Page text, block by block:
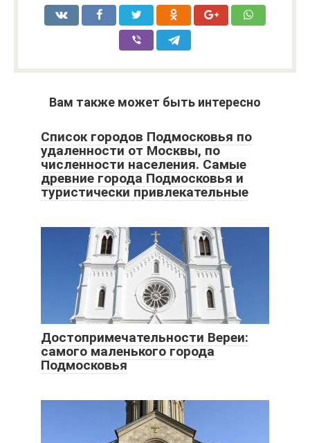
Вам также может быть интересно
Список городов Подмосковья по
удаленности от Москвы, по
численности населения. Самые
древние города Подмосковья и
туристически привлекательные
Достопримечательности Вереи:
самого маленького города
Подмосковья